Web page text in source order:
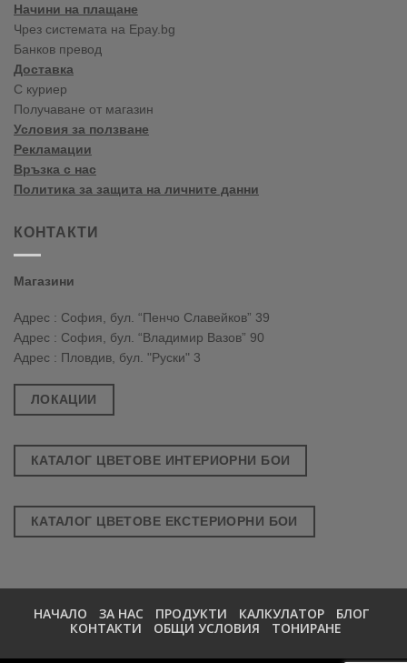
Начини на плащане
Чрез системата на Epay.bg
Банков превод
Доставка
С куриер
Получаване от магазин
Условия за ползване
Рекламации
Връзка с нас
Политика за защита на личните данни
КОНТАКТИ
Магазини
Адрес : София, бул. “Пенчо Славейков” 39
Адрес : София, бул. “Владимир Вазов” 90
Адрес : Пловдив, бул. "Руски" 3
ЛОКАЦИИ
КАТАЛОГ ЦВЕТОВЕ ИНТЕРИОРНИ БОИ
КАТАЛОГ ЦВЕТОВЕ ЕКСТЕРИОРНИ БОИ
НАЧАЛО ЗА НАС ПРОДУКТИ КАЛКУЛАТОР
БЛОГ
КОНТАКТИ
ОБЩИ УСЛОВИЯ ТОНИРАНЕ